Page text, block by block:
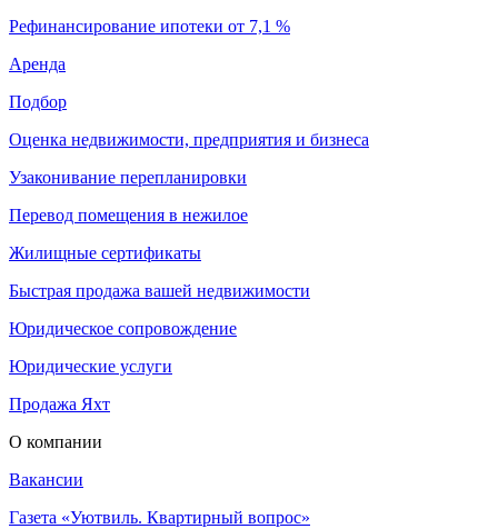
Рефинансирование ипотеки от 7,1 %
Аренда
Подбор
Оценка недвижимости, предприятия и бизнеса
Узаконивание перепланировки
Перевод помещения в нежилое
Жилищные сертификаты
Быстрая продажа вашей недвижимости
Юридическое сопровождение
Юридические услуги
Продажа Яхт
О компании
Вакансии
Газета «Уютвиль. Квартирный вопрос»